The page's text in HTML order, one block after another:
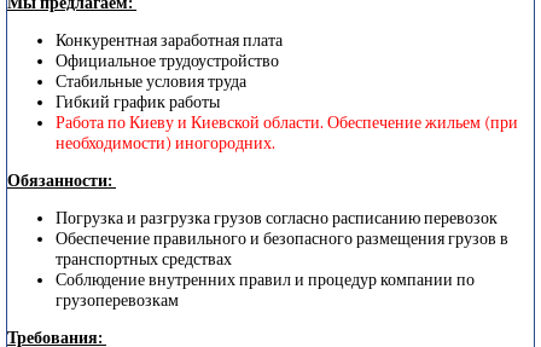
Конкурентная заработная плата
Официальное трудоустройство
Стабильные условия труда
Гибкий график работы
Работа по Киеву и Киевской области. Обеспечение жильем (при
необходимости) иногородних.
Обязанности:
Погрузка и разгрузка грузов согласно расписанию перевозок
Обеспечение правильного и безопасного размещения грузов в
транспортных средствах
Соблюдение внутренних правил и процедур компании по
грузоперевозкам
Требования: